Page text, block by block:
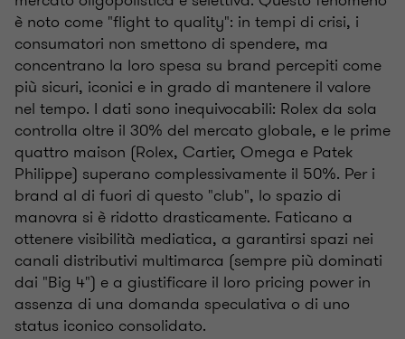
è noto come "flight to quality": in tempi di crisi, i
consumatori non smettono di spendere, ma
concentrano la loro spesa su brand percepiti come
più sicuri, iconici e in grado di mantenere il valore
nel tempo. I dati sono inequivocabili: Rolex da sola
controlla oltre il 30% del mercato globale, e le prime
quattro maison (Rolex, Cartier, Omega e Patek
Philippe) superano complessivamente il 50%. Per i
brand al di fuori di questo "club", lo spazio di
manovra si è ridotto drasticamente. Faticano a
ottenere visibilità mediatica, a garantirsi spazi nei
canali distributivi multimarca (sempre più dominati
dai "Big 4") e a giustificare il loro pricing power in
assenza di una domanda speculativa o di uno
status iconico consolidato.